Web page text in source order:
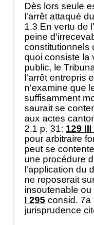
Dès lors seule
l'arrêt attaqué
1.3 En vertu de l'
peine
constitutionnels
quoi consiste la
public, le
l'arrêt entrepris
n'examine que
suffisamment
saurait se
aux actes
2.1 p. 31; 129 III
pour arbitraire
peut se
une procédure
l'application du
ne reposerait
insoutenable
I 295 consid. 7a
jurisprudence